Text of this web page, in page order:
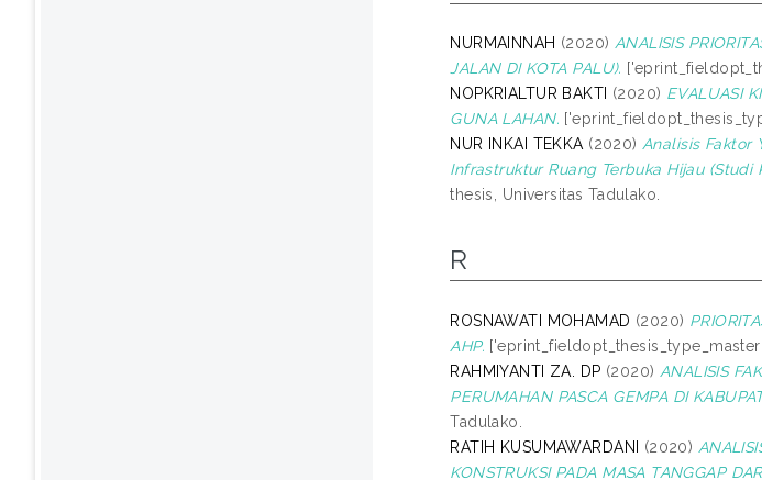
NURMAINNAH (2020) ANALISIS
JALAN DI KOTA PALU).
NOPKRIALTUR BAKTI (2020) EVALUASI
GUNA LAHAN.
NUR INKAI TEKKA (2020) Analisis Faktor
Infrastruktur Ruang Terbuka Hijau (Studi
thesis, Universitas Tadulako.
R
ROSNAWATI MOHAMAD (2020)
AHP.
RAHMIYANTI ZA. DP (2020) ANALISIS
PERUMAHAN PASCA GEMPA DI
Tadulako.
RATIH KUSUMAWARDANI (2020)
KONSTRUKSI PADA MASA TANGGAP